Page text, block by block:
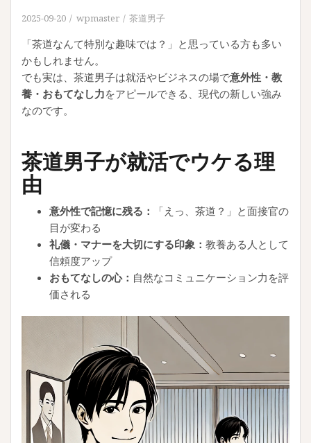
2025-09-20 wpmaster 茶道男子
「茶道なんて特別な趣味では？」と思っている方も多い
かもしれません。
でも実は、茶道男子は就活やビジネスの場で意外性・教
養・おもてなし力をアピールできる、現代の新しい強み
なのです。
茶道男子が就活でウケる理
由
意外性で記憶に残る：
「えっ、茶道？」と面接官の
目が変わる
礼儀・マナーを大切にする印象： 教養ある人として
信頼度アップ
おもてなしの心： 自然なコミュニケーション力を評
価される